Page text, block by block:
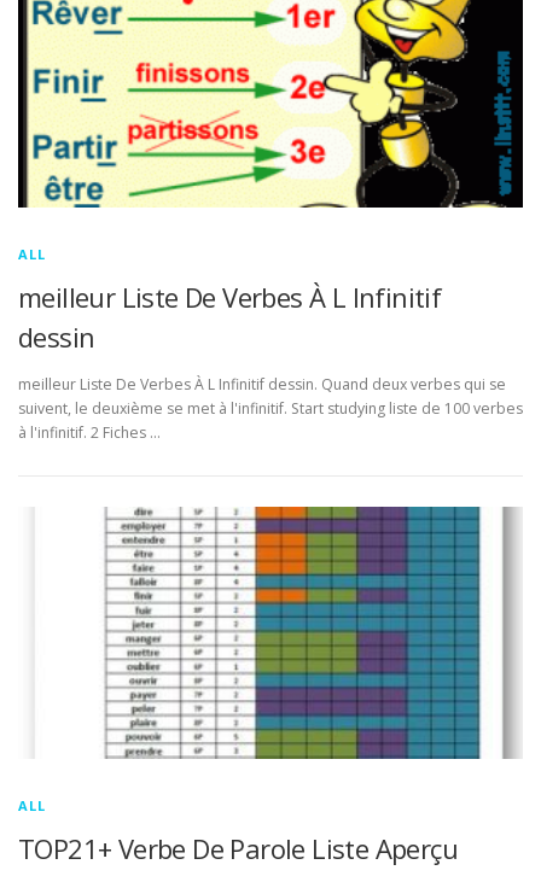
ALL
meilleur Liste De Verbes À L Infinitif
dessin
meilleur Liste De Verbes À L Infinitif dessin. Quand deux verbes qui se
suivent, le deuxième se met à l'infinitif. Start studying liste de 100 verbes
à l'infinitif. 2 Fiches …
ALL
TOP21+ Verbe De Parole Liste Aperçu